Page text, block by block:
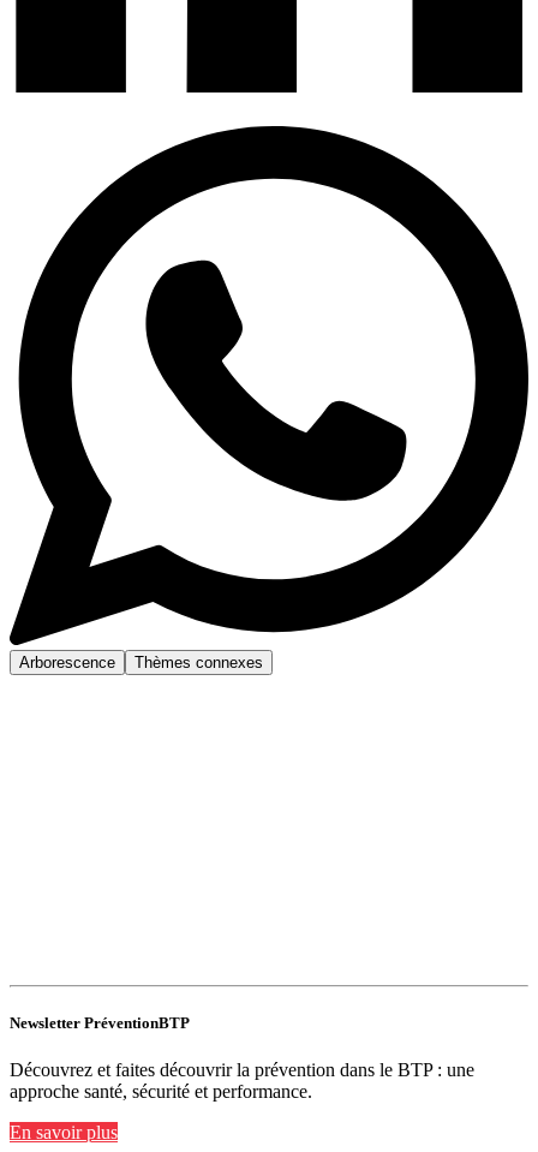
Arborescence Thèmes connexes
Newsletter PréventionBTP
Découvrez et faites découvrir la prévention dans le BTP : une
approche santé, sécurité et performance.
En savoir plus